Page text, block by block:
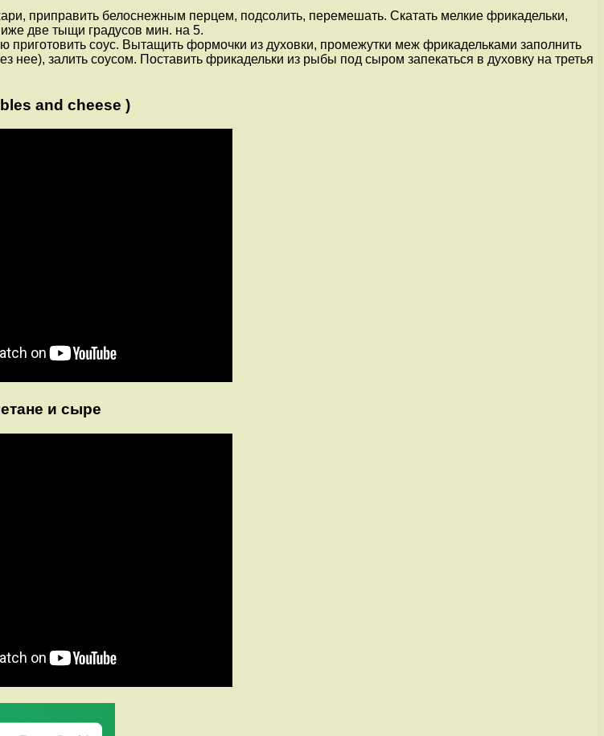
приправить белоснежным перцем, подсолить, перемешать. Скатать мелкие фрикадельки,
две тыщи градусов мин. на 5.
соус. Вытащить формочки из духовки, промежутки меж фрикадельками заполнить
нее), залить соусом. Поставить фрикадельки из рыбы под сыром запекаться в духовку на третья
and cheese )
и сыре